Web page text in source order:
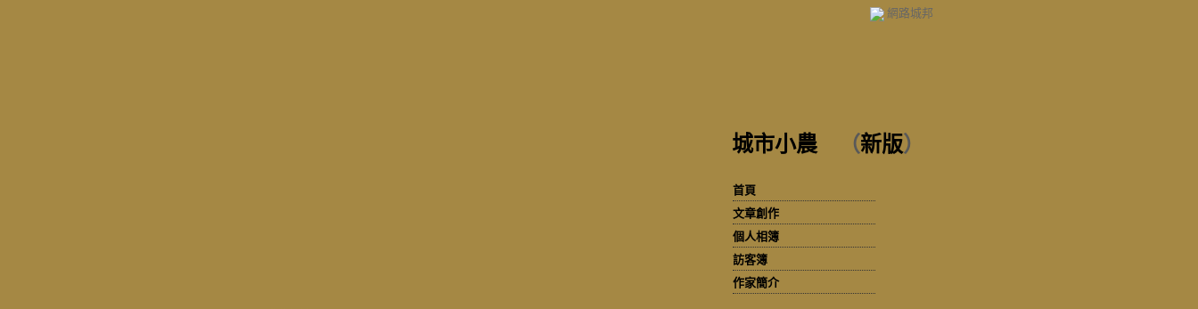
網路城邦
城市小農 （新版）
首頁
文章創作
個人相簿
訪客簿
作家簡介